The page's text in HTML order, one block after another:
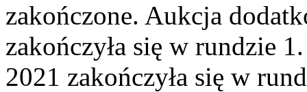
zakończone. Aukcja
zakończyła się w rundzie
2021 zakończyła się w